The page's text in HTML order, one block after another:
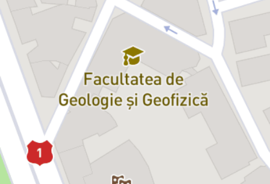
Kent / Melvil:
Florin Călbajos
Mihai Călin
Conrad Mericoffer
William Davison:
Ciprian Nicula
Spectacolul Mary Stuart
este o întâlnire fascinantă între
dramaturgul britanic Robert Icke și regizorul Andrei Şerban,
aducând pe scenă un thriller istoric remarcabil despre două femei
care au marcat istoria: Maria Stuart și Elisabeta I. Cu o viziune
contemporană asupra unui conflict istoric, spectacolul explorează
puterea, orgoliul și rivalitatea dintre cele două regine, plasându-le
într-un joc politic plin de manipulări și trădări.